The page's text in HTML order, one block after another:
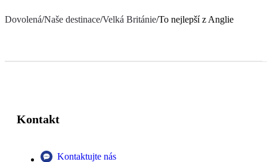
Dovolená/Naše destinace/Velká Británie/To nejlepší z Anglie
Kontakt
Kontaktujte nás